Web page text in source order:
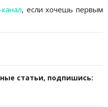
, если хочешь первым
статьи, подпишись: